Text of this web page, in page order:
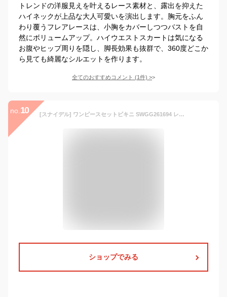
トレンドの洋服見えを叶えるレース素材と、露出を抑えた
ハイネックが上品な大人可愛いを演出します。胸元をふん
わり覆うフレアレースは、小胸をカバーしつつバストを自
然にボリュームアップ。ハイウエストスカートは気になる
お腹やヒップ周りを隠し、脚長効果も抜群で、360度どこか
ら見ても綺麗なシルエットを作ります。
全てのおすすめコメント (1件) >
no. 10 [スナイデル] ワンピースセットビキニ SWGG261694 レディース IVR Free Size
ショップでみる